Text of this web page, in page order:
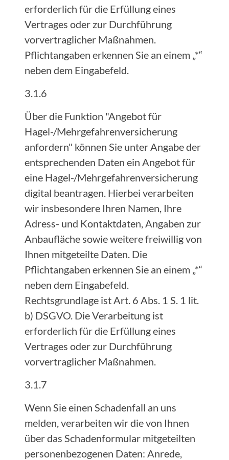
erforderlich für die Erfüllung eines
Vertrages oder zur Durchführung
vorvertraglicher Maßnahmen.
Pflichtangaben erkennen Sie an einem „*“
neben dem Eingabefeld.
3.1.6
Über die Funktion "Angebot für
Hagel-/Mehrgefahrenversicherung
anfordern" können Sie unter Angabe der
entsprechenden Daten ein Angebot für
eine Hagel-/Mehrgefahrenversicherung
digital beantragen. Hierbei verarbeiten
wir insbesondere Ihren Namen, Ihre
Adress- und Kontaktdaten, Angaben zur
Anbaufläche sowie weitere freiwillig von
Ihnen mitgeteilte Daten. Die
Pflichtangaben erkennen Sie an einem „*“
neben dem Eingabefeld.
Rechtsgrundlage ist Art. 6 Abs. 1 S. 1 lit.
b) DSGVO. Die Verarbeitung ist
erforderlich für die Erfüllung eines
Vertrages oder zur Durchführung
vorvertraglicher Maßnahmen.
3.1.7
Wenn Sie einen Schadenfall an uns
melden, verarbeiten wir die von Ihnen
über das Schadenformular mitgeteilten
personenbezogenen Daten: Anrede,